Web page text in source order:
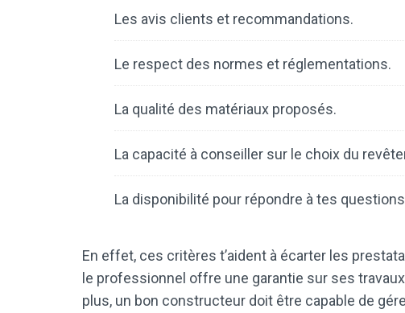
Les avis clients et recommandations.
Le respect des normes et réglementations.
La qualité des matériaux proposés.
La capacité à conseiller sur le choix du
La disponibilité pour répondre à tes
En effet, ces critères t’aident à écarter les
le professionnel offre une garantie sur ses
plus, un bon constructeur doit être capable de